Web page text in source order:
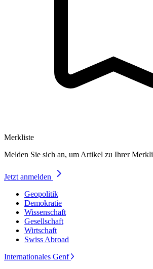
Merkliste
Melden Sie sich an, um Artikel zu Ihrer
Jetzt anmelden
Geopolitik
Demokratie
Wissenschaft
Gesellschaft
Wirtschaft
Swiss Abroad
Internationales Genf